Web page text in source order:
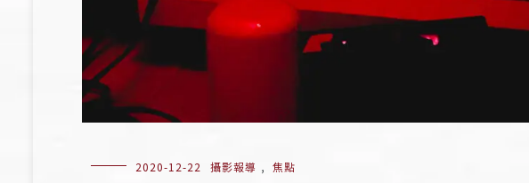
2020-12-22 攝影報導 , 焦點